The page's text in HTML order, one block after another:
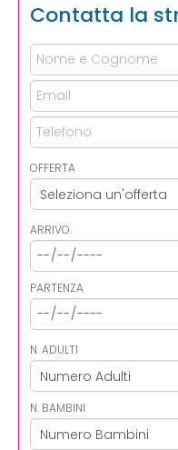
Contatta la
OFFERTA
ARRIVO
PARTENZA
N. ADULTI
N. BAMBINI